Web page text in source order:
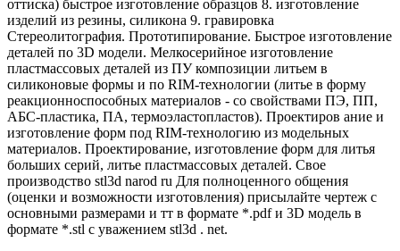
оттиска) быстрое изготовление образцов 8. изготовление
изделий из резины, силикона 9. гравировка
Стереолитография. Прототипирование. Быстрое изготовление
деталей по 3D модели. Мелкосерийное изготовление
пластмассовых деталей из ПУ композиции литьем в
силиконовые формы и по RIM-технологии (литье в форму
реакционноспособных материалов - со свойствами ПЭ, ПП,
АБС-пластика, ПА, термоэластопластов). Проектиров ание и
изготовление форм под RIM-технологию из модельных
материалов. Проектирование, изготовление форм для литья
больших серий, литье пластмассовых деталей. Свое
производство stl3d narod ru Для полноценного общения
(оценки и возможности изготовления) присылайте чертеж с
основными размерами и тт в формате *.pdf и 3D модель в
формате *.stl с уважением stl3d . net.